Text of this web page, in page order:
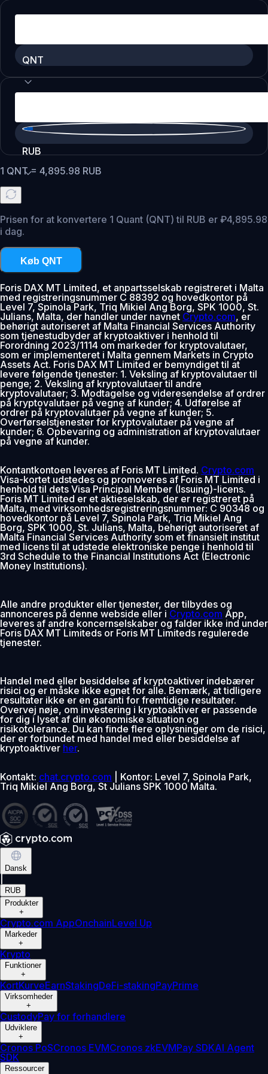
QNT
RUB
1 QNT= 4,895.98 RUB
Prisen for at konvertere 1 Quant (QNT) til RUB er ₽4,895.98
i dag.
Køb QNT
Foris DAX MT Limited, et anpartsselskab registreret i Malta
med registreringsnummer C 88392 og hovedkontor på
Level 7, Spinola Park, Triq Mikiel Ang Borg, SPK 1000, St.
Julians, Malta, der handler under navnet Crypto.com, er
behørigt autoriseret af Malta Financial Services Authority
som tjenestudbyder af kryptoaktiver i henhold til
Forordning 2023/1114 om markeder for kryptovalutaer,
som er implementeret i Malta gennem Markets in Crypto
Assets Act. Foris DAX MT Limited er bemyndiget til at
levere følgende tjenester: 1. Veksling af kryptovalutaer til
penge; 2. Veksling af kryptovalutaer til andre
kryptovalutaer; 3. Modtagelse og videresendelse af ordrer
på kryptovalutaer på vegne af kunder; 4. Udførelse af
ordrer på kryptovalutaer på vegne af kunder; 5.
Overførselstjenester for kryptovalutaer på vegne af
kunder; 6. Opbevaring og administration af kryptovalutaer
på vegne af kunder.
Kontantkontoen leveres af Foris MT Limited. Crypto.com
Visa-kortet udstedes og promoveres af Foris MT Limited i
henhold til dets Visa Principal Member (Issuing)-licens.
Foris MT Limited er et aktieselskab, der er registreret på
Malta, med virksomhedsregistreringsnummer: C 90348 og
hovedkontor på Level 7, Spinola Park, Triq Mikiel Ang
Borg, SPK 1000, St. Julians, Malta, behørigt autoriseret af
Malta Financial Services Authority som et finansielt institut
med licens til at udstede elektroniske penge i henhold til
3rd Schedule to the Financial Institutions Act (Electronic
Money Institutions).
Alle andre produkter eller tjenester, der tilbydes og
annonceres på denne webside eller i Crypto.com App,
leveres af andre koncernselskaber og falder ikke ind under
Foris DAX MT Limiteds or Foris MT Limiteds regulerede
tjenester.
Handel med eller besiddelse af kryptoaktiver indebærer
risici og er måske ikke egnet for alle. Bemærk, at tidligere
resultater ikke er en garanti for fremtidige resultater.
Overvej nøje, om investering i kryptoaktiver er passende
for dig i lyset af din økonomiske situation og
risikotolerance. Du kan finde flere oplysninger om de risici,
der er forbundet med handel med eller besiddelse af
kryptoaktiver her.
Kontakt: chat.crypto.com | Kontor: Level 7, Spinola Park,
Triq Mikiel Ang Borg, St Julians SPK 1000 Malta.
Dansk
RUB
Produkter
+
Crypto.com AppOnchainLevel Up
Markeder
+
Krypto
Funktioner
+
KortKurveEarnStakingDeFi-stakingPayPrime
Virksomheder
+
CustodyPay for forhandlere
Udviklere
+
Cronos PoSCronos EVMCronos zkEVMPay SDKAI Agent
SDK
Ressourcer